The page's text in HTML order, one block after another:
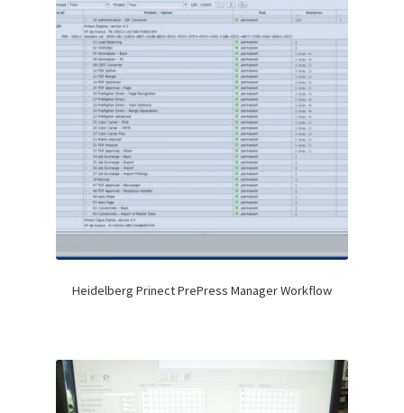
Heidelberg Prinect PrePress Manager Workflow